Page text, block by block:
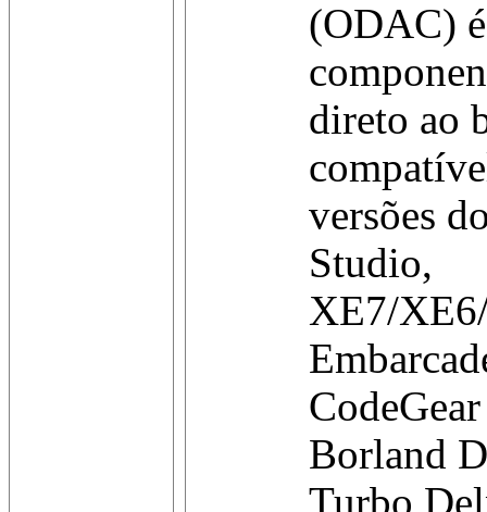
(ODAC)
direto ao
versões
Studio,
XE7/
Borland
Turbo